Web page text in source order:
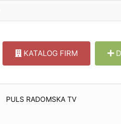
KATALOG FIRM
PULS RADOMSKA TV